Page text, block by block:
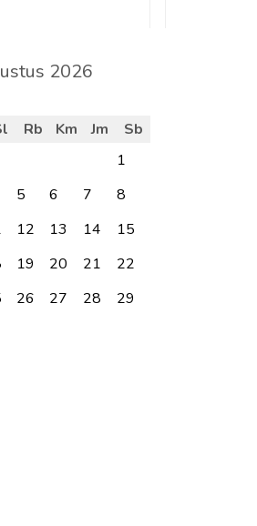
2026
Rb Km Jm
Sb
1
5 6 7
8
12 13 14
15
19 20 21
22
26 27 28
29